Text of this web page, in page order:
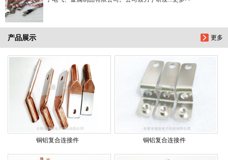
更多
产品展示
铜铝复合连接件 铜铝复合连接件